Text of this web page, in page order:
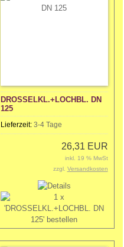
DROSSELKL.+LOCHBL. DN
125
Lieferzeit:3-4 Tage
26,31 EUR
inkl. 19 % MwSt
zzgl. Versandkosten